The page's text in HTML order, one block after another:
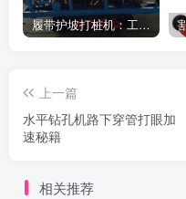
履带护坡打桩机：工地施工利器
上一篇
水平钻孔机路下穿管打眼加
速秘籍
相关推荐